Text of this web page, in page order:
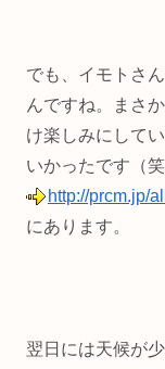
でも、イモトさ
んですね。まさ
け楽しみにして
いかったです（
http://prcm.jp/
にあります。
翌日には天候が